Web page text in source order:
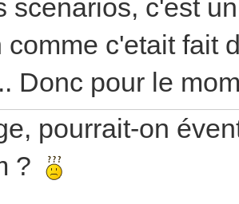
scenarios, c'est
comme c'etait fait
Donc pour le
pourrait-on
?